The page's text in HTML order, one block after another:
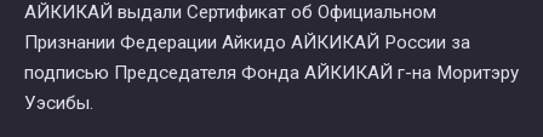
АЙКИКАЙ выдали Сертификат об Официальном
Признании Федерации Айкидо АЙКИКАЙ России за
подписью Председателя Фонда АЙКИКАЙ г-на Моритэру
Уэсибы.